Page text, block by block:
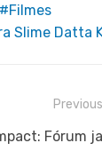
Filmes
Slime Datta
Previous
Fórum